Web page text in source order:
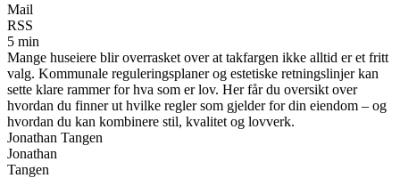
Mail
RSS
5 min
Mange huseiere blir overrasket over at takfargen ikke alltid er et fritt
valg. Kommunale reguleringsplaner og estetiske retningslinjer kan
sette klare rammer for hva som er lov. Her får du oversikt over
hvordan du finner ut hvilke regler som gjelder for din eiendom – og
hvordan du kan kombinere stil, kvalitet og lovverk.
Jonathan Tangen
Jonathan
Tangen